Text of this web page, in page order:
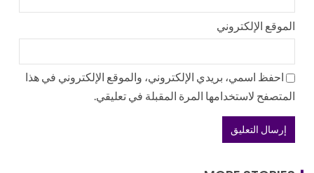
الموقع الإلكتروني
احفظ اسمي، بريدي الإلكتروني، والموقع الإلكتروني في هذا
المتصفح لاستخدامها المرة المقبلة في تعليقي.